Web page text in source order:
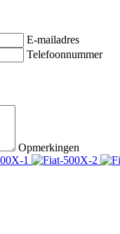
E-mailadres
Telefoonnummer
Opmerkingen